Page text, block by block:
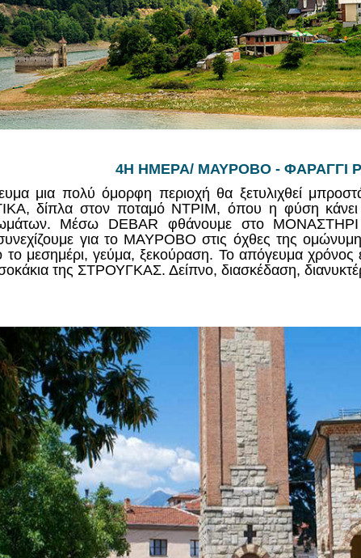
4Η ΗΜΕΡΑ/ ΜΑΥΡΟΒΟ - ΦΑΡΑΓΓΙ
μια πολύ όμορφη περιοχή θα ξετυλιχθεί
δίπλα στον ποταμό ΝΤΡΙΜ, όπου η φύση κάνει
Μέσω DEBAR φθάνουμε στο
για το ΜΑΥΡΟΒΟ στις όχθες της
το μεσημέρι, γεύμα, ξεκούραση. Το απόγευμα χρόνος
της ΣΤΡΟΥΓΚΑΣ. Δείπνο, διασκέδαση,